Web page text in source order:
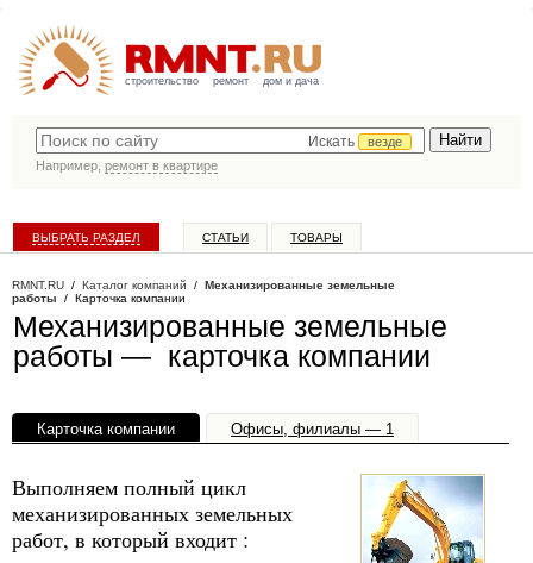
строительство ремонт дом и дача
Искать
везде
Например, ремонт в квартире
ВЫБРАТЬ РАЗДЕЛ СТАТЬИ ТОВАРЫ
RMNT.RU / Каталог компаний / Механизированные земельные
работы / Карточка компании
Механизированные земельные
работы — карточка компании
Карточка компании Офисы, филиалы — 1
Выполняем полный цикл
механизированных земельных
работ, в который входит :